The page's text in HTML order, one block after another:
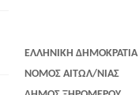
ΕΛΛΗΝΙΚΗ ΔΗΜΟΚΡΑΤΙΑ
ΝΟΜΟΣ ΑΙΤΩΛ/ΝΙΑΣ